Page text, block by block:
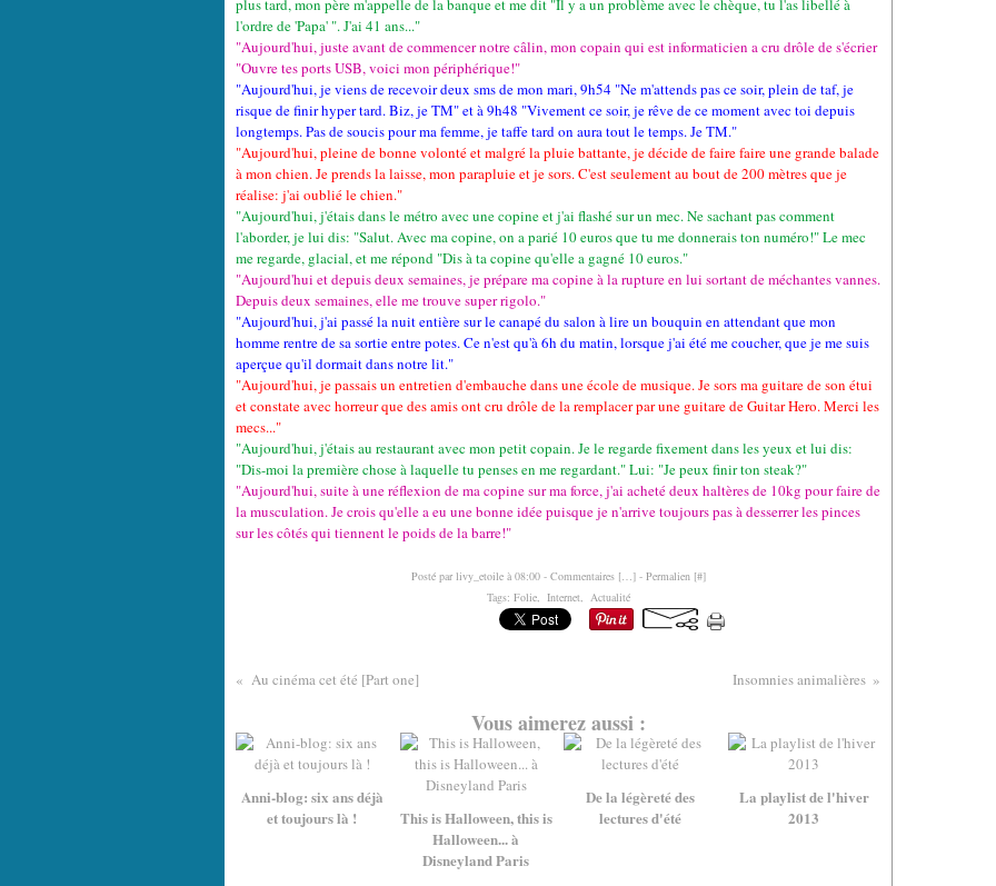
plus tard, mon père m'appelle de la banque et me dit "Il y a un problème avec le chèque, tu l'as libellé à
l'ordre de 'Papa' ". J'ai 41 ans..."
"Aujourd'hui, juste avant de commencer notre câlin, mon copain qui est informaticien a cru drôle de s'écrier
"Ouvre tes ports USB, voici mon périphérique!"
"Aujourd'hui, je viens de recevoir deux sms de mon mari, 9h54 "Ne m'attends pas ce soir, plein de taf, je
risque de finir hyper tard. Biz, je TM" et à 9h48 "Vivement ce soir, je rêve de ce moment avec toi depuis
longtemps. Pas de soucis pour ma femme, je taffe tard on aura tout le temps. Je TM."
"Aujourd'hui, pleine de bonne volonté et malgré la pluie battante, je décide de faire faire une grande balade
à mon chien. Je prends la laisse, mon parapluie et je sors. C'est seulement au bout de 200 mètres que je
réalise: j'ai oublié le chien."
"Aujourd'hui, j'étais dans le métro avec une copine et j'ai flashé sur un mec. Ne sachant pas comment
l'aborder, je lui dis: "Salut. Avec ma copine, on a parié 10 euros que tu me donnerais ton numéro!" Le mec
me regarde, glacial, et me répond "Dis à ta copine qu'elle a gagné 10 euros."
"Aujourd'hui et depuis deux semaines, je prépare ma copine à la rupture en lui sortant de méchantes vannes.
Depuis deux semaines, elle me trouve super rigolo."
"Aujourd'hui, j'ai passé la nuit entière sur le canapé du salon à lire un bouquin en attendant que mon
homme rentre de sa sortie entre potes. Ce n'est qu'à 6h du matin, lorsque j'ai été me coucher, que je me suis
aperçue qu'il dormait dans notre lit."
"Aujourd'hui, je passais un entretien d'embauche dans une école de musique. Je sors ma guitare de son étui
et constate avec horreur que des amis ont cru drôle de la remplacer par une guitare de Guitar Hero. Merci les
mecs..."
"Aujourd'hui, j'étais au restaurant avec mon petit copain. Je le regarde fixement dans les yeux et lui dis:
"Dis-moi la première chose à laquelle tu penses en me regardant." Lui: "Je peux finir ton steak?"
"Aujourd'hui, suite à une réflexion de ma copine sur ma force, j'ai acheté deux haltères de 10kg pour faire de
la musculation. Je crois qu'elle a eu une bonne idée puisque je n'arrive toujours pas à desserrer les pinces
sur les côtés qui tiennent le poids de la barre!"
Posté par livy_etoile à 08:00 - Commentaires […]- Permalien [#]
Tags: Folie, Internet, Actualité
Au cinéma cet été [Part one] Insomnies animalières
Vous aimerez aussi :
Anni-blog: six ans déjà
et toujours là !
This is Halloween, this is
Halloween... à
Disneyland Paris
De la légèreté des
lectures d'été
La playlist de l'hiver
2013